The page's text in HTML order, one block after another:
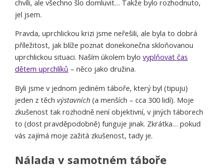
chvíli, ale všechno šlo domluvit… Takže bylo rozhodnuto,
jel jsem.
Pravda, uprchlickou krizi jsme neřešili, ale byla to dobrá
příležitost, jak blíže poznat donekonečna skloňovanou
uprchlickou situaci. Naším úkolem bylo vyplňovat čas
dětem uprchlíků – něco jako družina.
Byli jsme v jednom jediném táboře, který byl (tipuju)
jeden z těch výstavních (a menších – cca 300 lidí). Moje
zkušenost tak rozhodně není objektivní, v jiných táborech
to (dost pravděpodobně) funguje jinak. Zkrátka… pokud
vás zajímá moje zažitá zkušenost, tady je.
Nálada v samotném táboře